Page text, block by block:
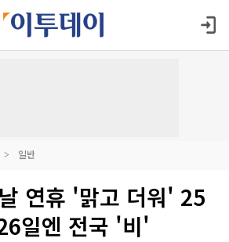
일반
연휴 '맑고 더워' 25
일엔 전국 '비'